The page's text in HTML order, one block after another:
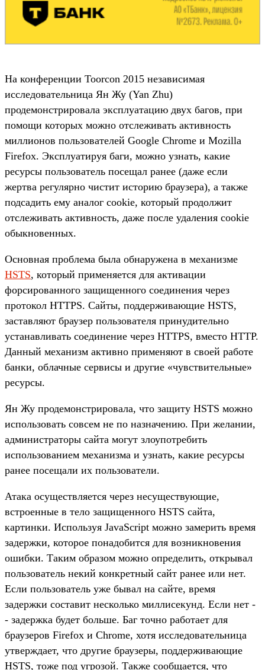
На конференции Toorcon 2015 независимая
исследовательница Ян Жу (Yan Zhu)
продемонстрировала эксплуатацию двух багов, при
помощи которых можно отслеживать активность
миллионов пользователей Google Chrome и Mozilla
Firefox. Эксплуатируя баги, можно узнать, какие
ресурсы пользователь посещал ранее (даже если
жертва регулярно чистит историю браузера), а также
подсадить ему аналог cookie, который продолжит
отслеживать активность, даже после удаления cookie
обыкновенных.
Основная проблема была обнаружена в механизме
HSTS, который применяется для активации
форсированного защищенного соединения через
протокол HTTPS. Сайты, поддерживающие HSTS,
заставляют браузер пользователя принудительно
устанавливать соединение через HTTPS, вместо HTTP.
Данный механизм активно применяют в своей работе
банки, облачные сервисы и другие «чувствительные»
ресурсы.
Ян Жу продемонстрировала, что защиту HSTS можно
использовать совсем не по назначению. При желании,
администраторы сайта могут злоупотребить
использованием механизма и узнать, какие ресурсы
ранее посещали их пользователи.
Атака осуществляется через несуществующие,
встроенные в тело защищенного HSTS сайта,
картинки. Используя JavaScript можно замерить время
задержки, которое понадобится для возникновения
ошибки. Таким образом можно определить, открывал
пользователь некий конкретный сайт ранее или нет.
Если пользователь уже бывал на сайте, время
задержки составит несколько миллисекунд. Если нет -
- задержка будет больше. Баг точно работает для
браузеров Firefox и Chrome, хотя исследовательница
утверждает, что другие браузеры, поддерживающие
HSTS, тоже под угрозой. Также сообщается, что